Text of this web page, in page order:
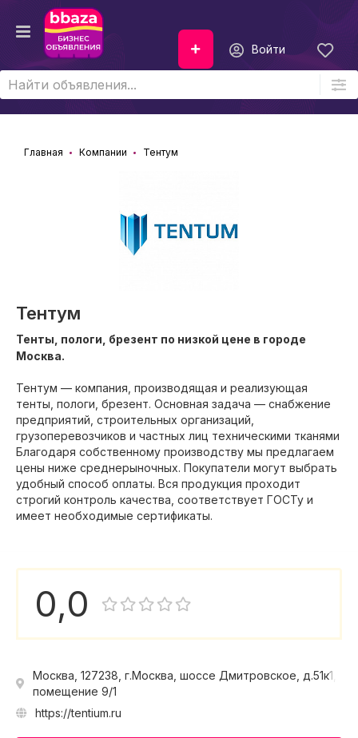
Войти
Главная Компании Тентум
Тентум
Тенты, пологи, брезент по низкой цене в городе
Москва.
Тентум — компания, производящая и реализующая
тенты, пологи, брезент. Основная задача — снабжение
предприятий, строительных организаций,
грузоперевозчиков и частных лиц техническими тканями
Благодаря собственному производству мы предлагаем
цены ниже среднерыночных. Покупатели могут выбрать
удобный способ оплаты. Вся продукция проходит
строгий контроль качества, соответствует ГОСТу и
имеет необходимые сертификаты.
0,0
Москва, 127238, г.Москва, шоссе Дмитровское, д.51к1,
помещение 9/1
https://tentium.ru